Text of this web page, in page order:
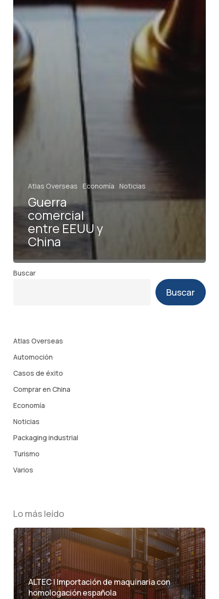
Atlas Overseas Economía Noticias
Guerra
comercial
entre EEUU y
China
Buscar
Buscar
Atlas Overseas
Automoción
Casos de éxito
Comprar en China
Economía
Noticias
Packaging industrial
Turismo
Varios
Lo más leído
ALTEC | Importación de maquinaria con
homologación española